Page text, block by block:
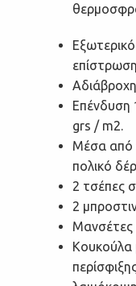
Επένδυση
grs / m2.
Μέσα από
πολικό
2 τσέπες
2
Μανσέτες
Κουκούλα